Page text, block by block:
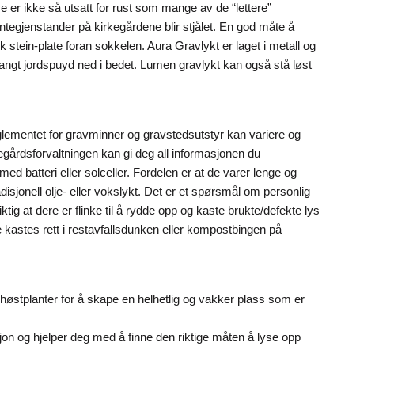
ikke så utsatt for rust som mange av de “lettere”
på kirkegårdene blir stjålet. En god måte å
stein-plate foran sokkelen. Aura Gravlykt er laget i metall og
jordspuyd ned i bedet. Lumen gravlykt kan også stå løst
for gravminner og gravstedsutstyr kan variere og
kan gi deg all informasjonen du
batteri eller solceller. Fordelen er at de varer lenge og
olje- eller vokslykt. Det er et spørsmål om personlig
at dere er flinke til å rydde opp og kaste brukte/defekte lys
rett i restavfallsdunken eller kompostbingen på
for å skape en helhetlig og vakker plass som er
og hjelper deg med å finne den riktige måten å lyse opp